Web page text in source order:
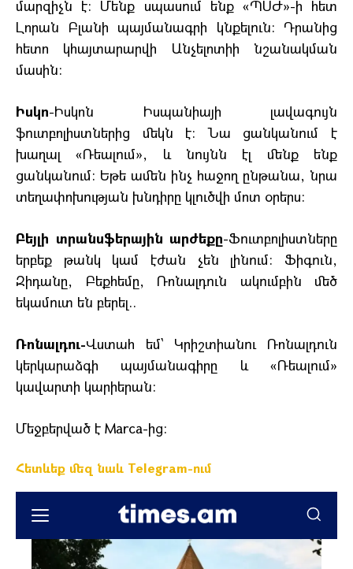
մարզիչն է: Մենք սպասում ենք «ՊՍԺ»-ի հետ
Լորան Բլանի պայմանագրի կնքելուն: Դրանից
հետո կհայտարարվի Անչելոտիի նշանակման
մասին:
Իսկո-Իսկոն Իսպանիայի լավագույն
ֆուտբոլիստներից մեկն է: Նա ցանկանում է
խաղալ «Ռեալում», և նույնն էլ մենք ենք
ցանկանում: Եթե ամեն ինչ հաջող ընթանա, նրա
տեղափոխության խնդիրը կլուծվի մոտ օրերս:
Բեյլի տրանսֆերային արժեքը-Ֆուտբոլիստները
երբեք թանկ կամ էժան չեն լինում: Ֆիգուն,
Զիդանը, Բեքհեմը, Ռոնալդուն ակումբին մեծ
եկամուտ են բերել..
Ռոնալդու-Վստահ եմ` Կրիշտիանու Ռոնալդուն
կերկարաձգի պայմանագիրը և «Ռեալում»
կավարտի կարիերան:
Մեջբերված է Marca-ից:
Հետևեք մեզ նաև Telegram-ում